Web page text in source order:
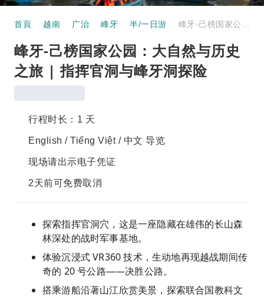
首頁 越南 广治 峰牙 半/一日游
峰牙-己榜国家公园：大自然与历史
之旅 | 指挥官洞与峰牙洞探险
行程时长：1 天
English / Tiếng Việt / 中文 导览
现场请出示电子凭证
2天前可免费取消
探索指挥官洞穴，这是一座隐藏在雄伟的长山森
林深处的战时军事基地。
体验沉浸式 VR360 技术，生动地再现越战期间传
奇的 20 号公路——决胜公路。
搭乘游船沿著山江欣赏美景，探索联合国教科文